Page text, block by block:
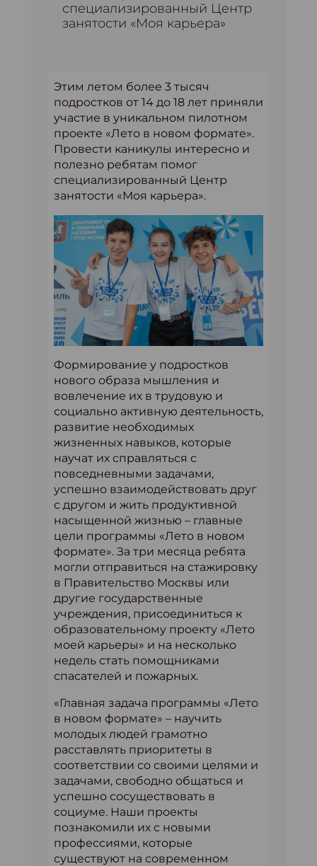
специализированный Центр
занятости «Моя карьера»
Этим летом более 3 тысяч
подростков от 14 до 18 лет приняли
участие в уникальном пилотном
проекте «Лето в новом формате».
Провести каникулы интересно и
полезно ребятам помог
специализированный Центр
занятости «Моя карьера».
Формирование у подростков
нового образа мышления и
вовлечение их в трудовую и
социально активную деятельность,
развитие необходимых
жизненных навыков, которые
научат их справляться с
повседневными задачами,
успешно взаимодействовать друг
с другом и жить продуктивной
насыщенной жизнью – главные
цели программы «Лето в новом
формате». За три месяца ребята
могли отправиться на стажировку
в Правительство Москвы или
другие государственные
учреждения, присоединиться к
образовательному проекту «Лето
моей карьеры» и на несколько
недель стать помощниками
спасателей и пожарных.
«Главная задача программы «Лето
в новом формате» – научить
молодых людей грамотно
расставлять приоритеты в
соответствии со своими целями и
задачами, свободно общаться и
успешно сосуществовать в
социуме. Наши проекты
познакомили их с новыми
профессиями, которые
существуют на современном